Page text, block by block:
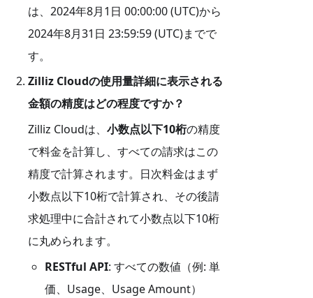
は、2024年8月1日 00:00:00 (UTC)から
2024年8月31日 23:59:59 (UTC)までで
す。
Zilliz Cloudの使用量詳細に表示される
金額の精度はどの程度ですか？
Zilliz Cloudは、 小数点以下10桁の精度
で料金を計算し、すべての請求はこの
精度で計算されます。日次料金はまず
小数点以下10桁で計算され、その後請
求処理中に合計されて小数点以下10桁
に丸められます。
RESTful API: すべての数値（例: 単
価、Usage、Usage Amount）